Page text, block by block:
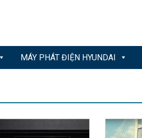
MÁY PHÁT ĐIỆN HYUNDAI